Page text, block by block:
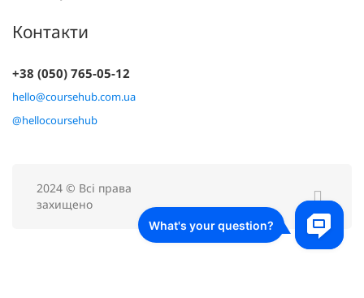
Контакти
+38 (050) 765-05-12
hello@coursehub.com.ua
@hellocoursehub
2024 © Всі права
захищено